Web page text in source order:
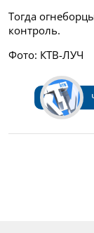
Тогда
контроль.
Фото: КТВ-ЛУЧ